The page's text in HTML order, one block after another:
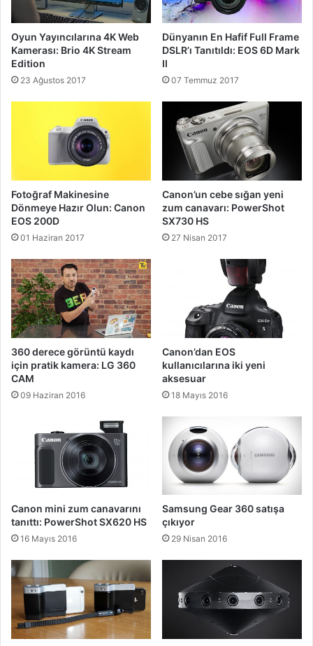
Oyun Yayıncılarına 4K Web
Kamerası: Brio 4K Stream
Edition
23 Ağustos 2017
Dünyanın En Hafif Full Frame
DSLR’ı Tanıtıldı: EOS 6D Mark
II
07 Temmuz 2017
Fotoğraf Makinesine
Dönmeye Hazır Olun: Canon
EOS 200D
01 Haziran 2017
Canon’un cebe sığan yeni
zum canavarı: PowerShot
SX730 HS
27 Nisan 2017
360 derece görüntü kaydı
için pratik kamera: LG 360
CAM
09 Haziran 2016
Canon’dan EOS
kullanıcılarına iki yeni
aksesuar
18 Mayıs 2016
Canon mini zum canavarını
tanıttı: PowerShot SX620 HS
16 Mayıs 2016
Samsung Gear 360 satışa
çıkıyor
29 Nisan 2016